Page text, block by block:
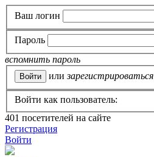
Ваш логин
Пароль
вспомнить пароль
или зарегистрироваться
Войти как пользователь:
401 посетителей на сайте
Регистрация
Войти